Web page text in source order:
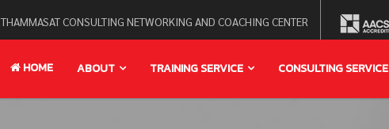
THAMMASAT CONSULTING NETWORKING AND COACHING CENTER
HOME ABOUT TRAINING SERVICE CONSULTING SERVICE